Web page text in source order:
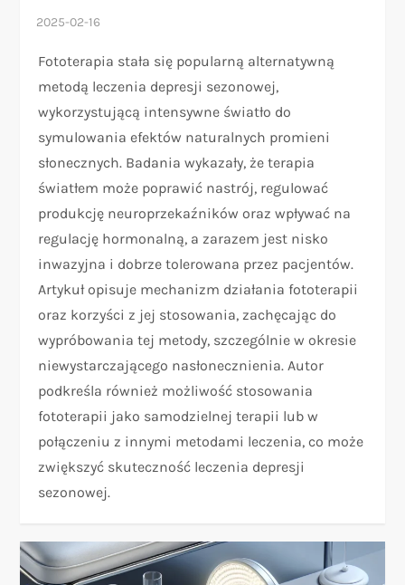
Fototerapia stała się popularną alternatywną
metodą leczenia depresji sezonowej,
wykorzystującą intensywne światło do
symulowania efektów naturalnych promieni
słonecznych. Badania wykazały, że terapia
światłem może poprawić nastrój, regulować
produkcję neuroprzekaźników oraz wpływać na
regulację hormonalną, a zarazem jest nisko
inwazyjna i dobrze tolerowana przez pacjentów.
Artykuł opisuje mechanizm działania fototerapii
oraz korzyści z jej stosowania, zachęcając do
wypróbowania tej metody, szczególnie w okresie
niewystarczającego nasłonecznienia. Autor
podkreśla również możliwość stosowania
fototerapii jako samodzielnej terapii lub w
połączeniu z innymi metodami leczenia, co może
zwiększyć skuteczność leczenia depresji
sezonowej.